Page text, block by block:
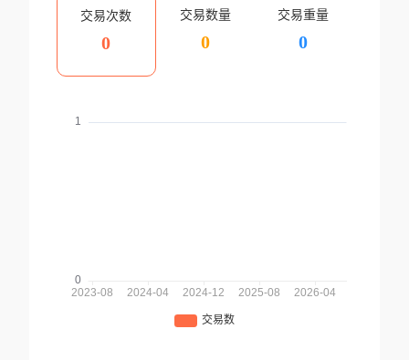
交易次数
0
交易数量
0
交易重量
0